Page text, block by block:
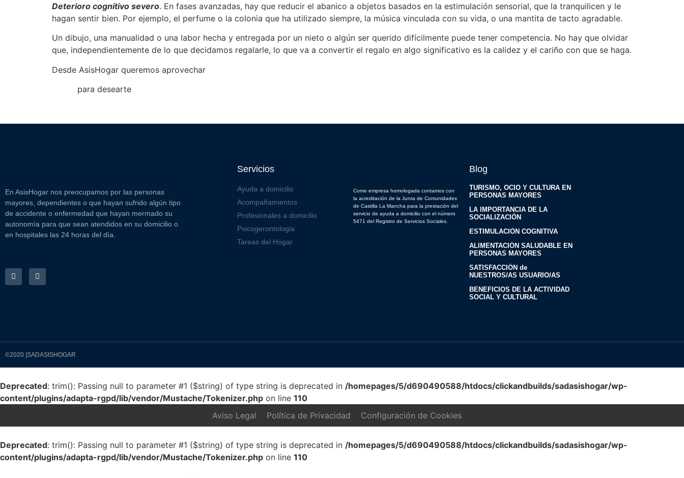
Deterioro cognitivo severo. En fases avanzadas, hay que reducir el abanico a objetos basados en la estimulación sensorial, que la tranquilicen y le
hagan sentir bien. Por ejemplo, el perfume o la colonia que ha utilizado siempre, la música vinculada con su vida, o una mantita de tacto agradable.
Un dibujo, una manualidad o una labor hecha y entregada por un nieto o algún ser querido difícilmente puede tener competencia. No hay que olvidar
que, independientemente de lo que decidamos regalarle, lo que va a convertir el regalo en algo significativo es la calidez y el cariño con que se haga.
Desde AsisHogar queremos aprovechar
para desearte
En AsisHogar nos preocupamos por las personas
mayores, dependientes o que hayan sufrido algún tipo
de accidente o enfermedad que hayan mermado su
autonomía para que sean atendidos en su domicilio o
en hospitales las 24 horas del día.
Servicios
Ayuda a domicilio
Acompañamientos
Profesionales a domicilio
Psicogerontologia
Tareas del Hogar
Como empresa homologada contamos con
la acreditación de la Junta de Comunidades
de Castilla La Mancha para la prestación del
servicio de ayuda a domicilio con el número
5471 del Registro de Servicios Sociales.
Blog
TURISMO, OCIO Y CULTURA EN
PERSONAS MAYORES
LA IMPORTANCIA DE LA
SOCIALIZACIÓN
ESTIMULACIÓN COGNITIVA
ALIMENTACIÓN SALUDABLE EN
PERSONAS MAYORES
SATISFACCIÓN de
NUESTROS/AS USUARIO/AS
BENEFICIOS DE LA ACTIVIDAD
SOCIAL Y CULTURAL
©2020 |SADASISHOGAR
Deprecated: trim(): Passing null to parameter #1 ($string) of type string is deprecated in /homepages/5/d690490588/htdocs/clickandbuilds/sadasishogar/wp-
content/plugins/adapta-rgpd/lib/vendor/Mustache/Tokenizer.php on line 110
Aviso Legal
Política de Privacidad Configuración de Cookies
Deprecated: trim(): Passing null to parameter #1 ($string) of type string is deprecated in /homepages/5/d690490588/htdocs/clickandbuilds/sadasishogar/wp-
content/plugins/adapta-rgpd/lib/vendor/Mustache/Tokenizer.php on line 110